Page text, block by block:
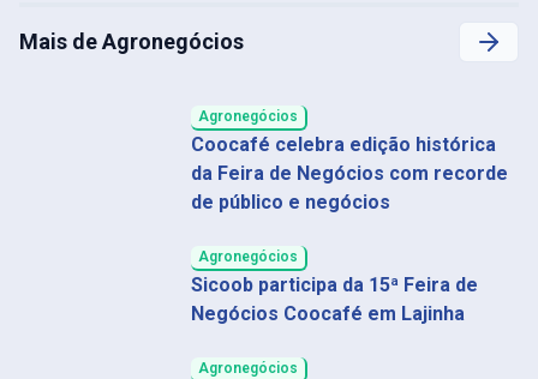
Mais de Agronegócios
Agronegócios
Coocafé celebra edição histórica
da Feira de Negócios com recorde
de público e negócios
Agronegócios
Sicoob participa da 15ª Feira de
Negócios Coocafé em Lajinha
Agronegócios